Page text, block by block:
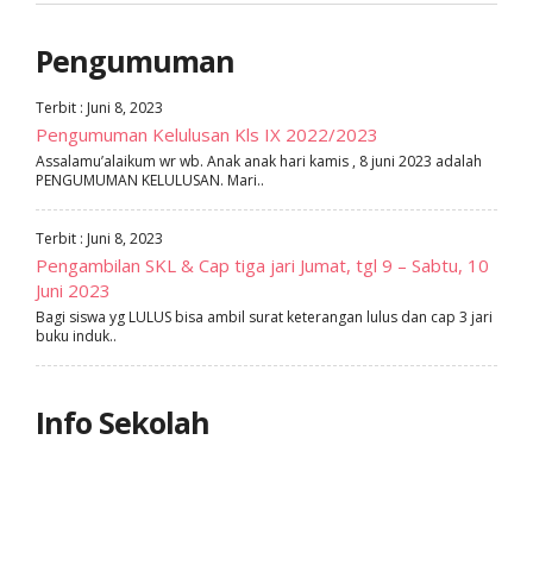
Pengumuman
Terbit : Juni 8, 2023
Pengumuman Kelulusan Kls IX 2022/2023
Assalamu’alaikum wr wb. Anak anak hari kamis , 8 juni 2023 adalah
PENGUMUMAN KELULUSAN. Mari..
Terbit : Juni 8, 2023
Pengambilan SKL & Cap tiga jari Jumat, tgl 9 – Sabtu, 10
Juni 2023
Bagi siswa yg LULUS bisa ambil surat keterangan lulus dan cap 3 jari
buku induk..
Info Sekolah